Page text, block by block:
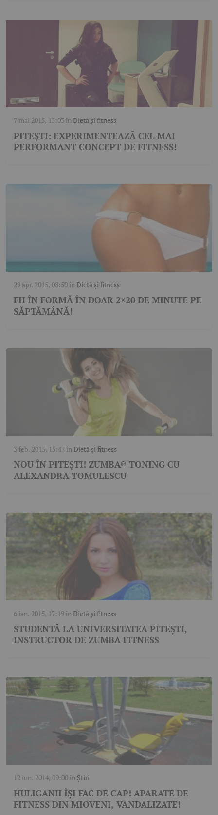
7 mai 2015, 15:03 în Dietă și fitness
PITEȘTI: EXPERIMENTEAZĂ CEL MAI
PERFORMANT CONCEPT DE FITNESS!
29 apr. 2015, 08:50 în Dietă și fitness
FII ÎN FORMĂ ÎN DOAR 2×20 DE MINUTE PE
SĂPTĂMÂNĂ!
3 feb. 2015, 15:47 în Dietă și fitness
NOU ÎN PITEȘTI! ZUMBA® TONING CU
ALEXANDRA TOMULESCU
6 ian. 2015, 17:19 în Dietă și fitness
STUDENTĂ LA UNIVERSITATEA PITEȘTI,
INSTRUCTOR DE ZUMBA FITNESS
12 iun. 2014, 09:00 în Știri
HULIGANII ÎȘI FAC DE CAP! APARATE DE
FITNESS DIN MIOVENI, VANDALIZATE!